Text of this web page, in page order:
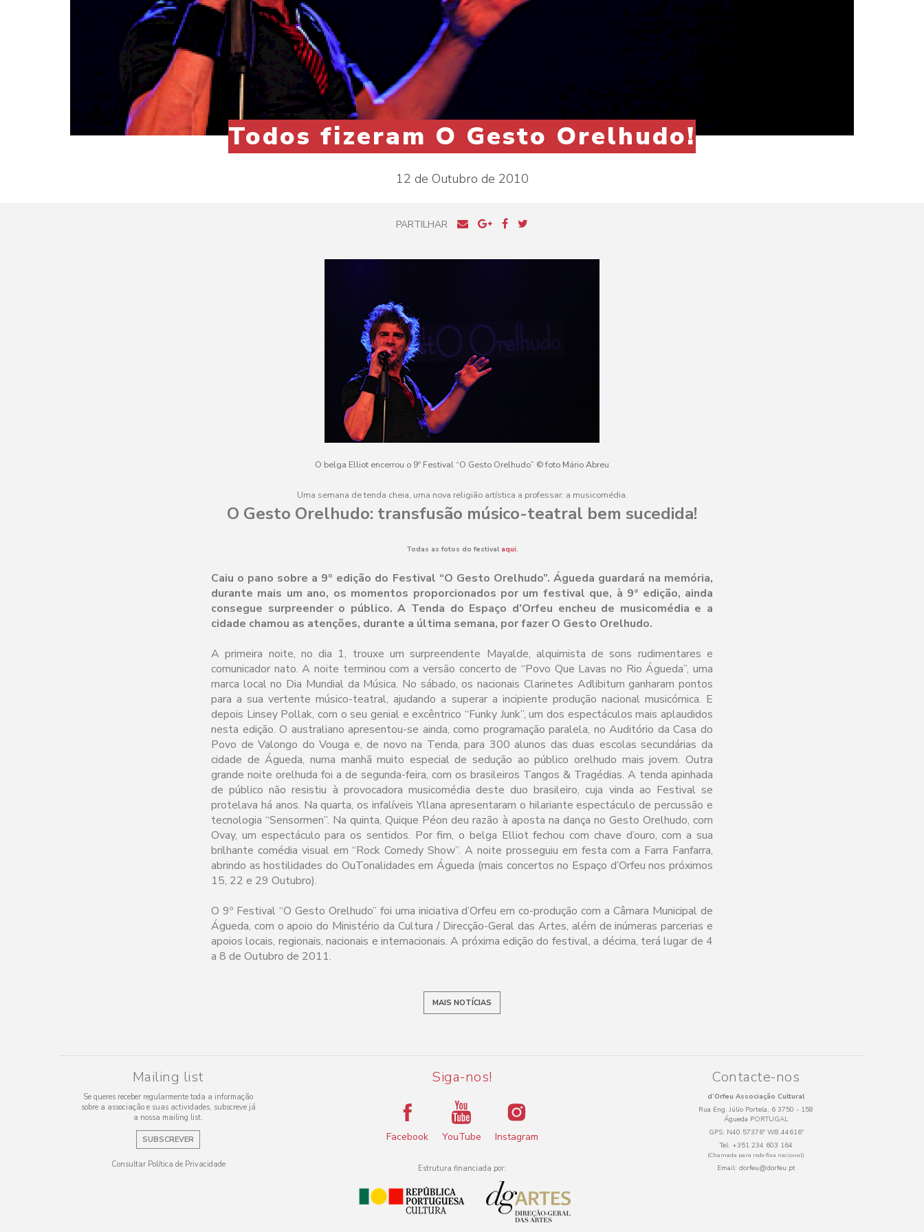
Todos fizeram O Gesto Orelhudo!
12 de Outubro de 2010
PARTILHAR
O belga Elliot encerrou o 9º Festival “O Gesto Orelhudo” © foto Mário Abreu
Uma semana de tenda cheia, uma nova religião artística a professar: a musicomédia.
O Gesto Orelhudo: transfusão músico-teatral bem sucedida!
Todas as fotos do festivalaqui.
Caiu o pano sobre a 9º edição do Festival “O Gesto Orelhudo”. Águeda guardará na memória,
durante mais um ano, os momentos proporcionados por um festival que, à 9ª edição, ainda
consegue surpreender o público. A Tenda do Espaço d’Orfeu encheu de musicomédia e a
cidade chamou as atenções, durante a última semana, por fazer O Gesto Orelhudo.
A primeira noite, no dia 1, trouxe um surpreendente Mayalde, alquimista de sons rudimentares e
comunicador nato. A noite terminou com a versão concerto de “Povo Que Lavas no Rio Águeda”, uma
marca local no Dia Mundial da Música. No sábado, os nacionais Clarinetes Adlibitum ganharam pontos
para a sua vertente músico-teatral, ajudando a superar a incipiente produção nacional musicómica. E
depois Linsey Pollak, com o seu genial e excêntrico “Funky Junk”, um dos espectáculos mais aplaudidos
nesta edição. O australiano apresentou-se ainda, como programação paralela, no Auditório da Casa do
Povo de Valongo do Vouga e, de novo na Tenda, para 300 alunos das duas escolas secundárias da
cidade de Águeda, numa manhã muito especial de sedução ao público orelhudo mais jovem. Outra
grande noite orelhuda foi a de segunda-feira, com os brasileiros Tangos & Tragédias. A tenda apinhada
de público não resistiu à provocadora musicomédia deste duo brasileiro, cuja vinda ao Festival se
protelava há anos. Na quarta, os infalíveis Yllana apresentaram o hilariante espectáculo de percussão e
tecnologia “Sensormen”. Na quinta, Quique Péon deu razão à aposta na dança no Gesto Orelhudo, com
Ovay, um espectáculo para os sentidos. Por fim, o belga Elliot fechou com chave d’ouro, com a sua
brilhante comédia visual em “Rock Comedy Show”. A noite prosseguiu em festa com a Farra Fanfarra,
abrindo as hostilidades do OuTonalidades em Águeda (mais concertos no Espaço d’Orfeu nos próximos
15, 22 e 29 Outubro).
O 9º Festival “O Gesto Orelhudo” foi uma iniciativa d’Orfeu em co-produção com a Câmara Municipal de
Águeda, com o apoio do Ministério da Cultura / Direcção-Geral das Artes, além de inúmeras parcerias e
apoios locais, regionais, nacionais e internacionais. A próxima edição do festival, a décima, terá lugar de 4
a 8 de Outubro de 2011.
MAIS NOTÍCIAS
Mailing list
Se queres receber regularmente toda a informação
sobre a associação e suas actividades, subscreve já
a nossa mailing list.
SUBSCREVER
Consultar Política de Privacidade
Siga-nos!
Facebook YouTube Instagram
Estrutura financiada por:
Contacte-nos
d’Orfeu Associação Cultural
Rua Eng. Júlio Portela, 6 3750 - 158
Águeda PORTUGAL
GPS: N40.57376º W8.44616º
Tel: +351 234 603 164
(Chamada para rede fixa nacional)
Email: dorfeu@dorfeu.pt